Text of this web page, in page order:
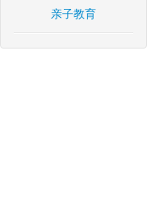
亲子教育